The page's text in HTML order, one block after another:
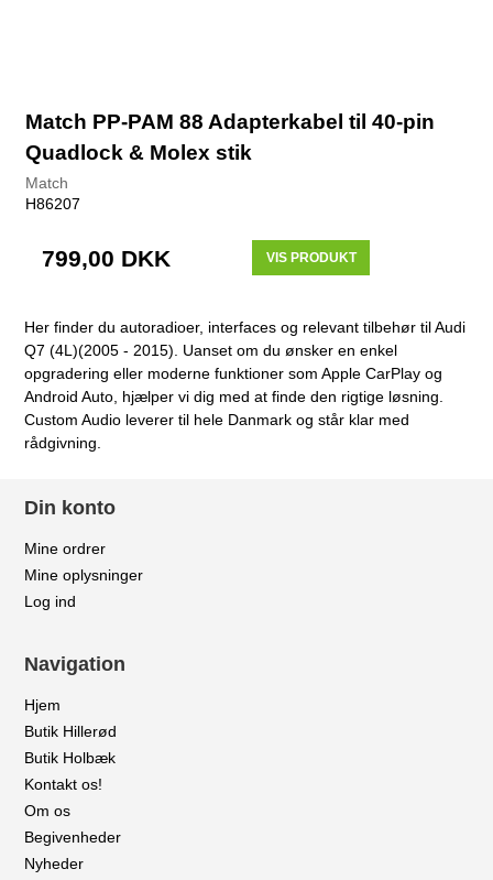
Match PP-PAM 88 Adapterkabel til 40-pin
Quadlock & Molex stik
Match
H86207
799,00 DKK VIS PRODUKT
Her finder du autoradioer, interfaces og relevant tilbehør til Audi
Q7 (4L)(2005 - 2015). Uanset om du ønsker en enkel
opgradering eller moderne funktioner som Apple CarPlay og
Android Auto, hjælper vi dig med at finde den rigtige løsning.
Custom Audio leverer til hele Danmark og står klar med
rådgivning.
Din konto
Mine ordrer
Mine oplysninger
Log ind
Navigation
Hjem
Butik Hillerød
Butik Holbæk
Kontakt os!
Om os
Begivenheder
Nyheder